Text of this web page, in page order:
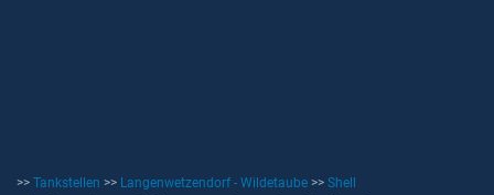
>> Tankstellen >> Langenwetzendorf - Wildetaube >> Shell